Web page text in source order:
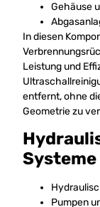
Gehäuse
In diesen
Leistung und
entfernt, ohne
Geometrie zu
Systeme
Pumpen